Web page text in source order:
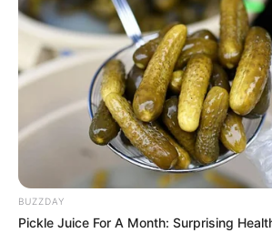
CƏMİYYƏT 441
6 il əvvəl ABŞ-yə köçən azərbaycanlı
BUZZDAY
Pickle Juice For A Month: Surprising